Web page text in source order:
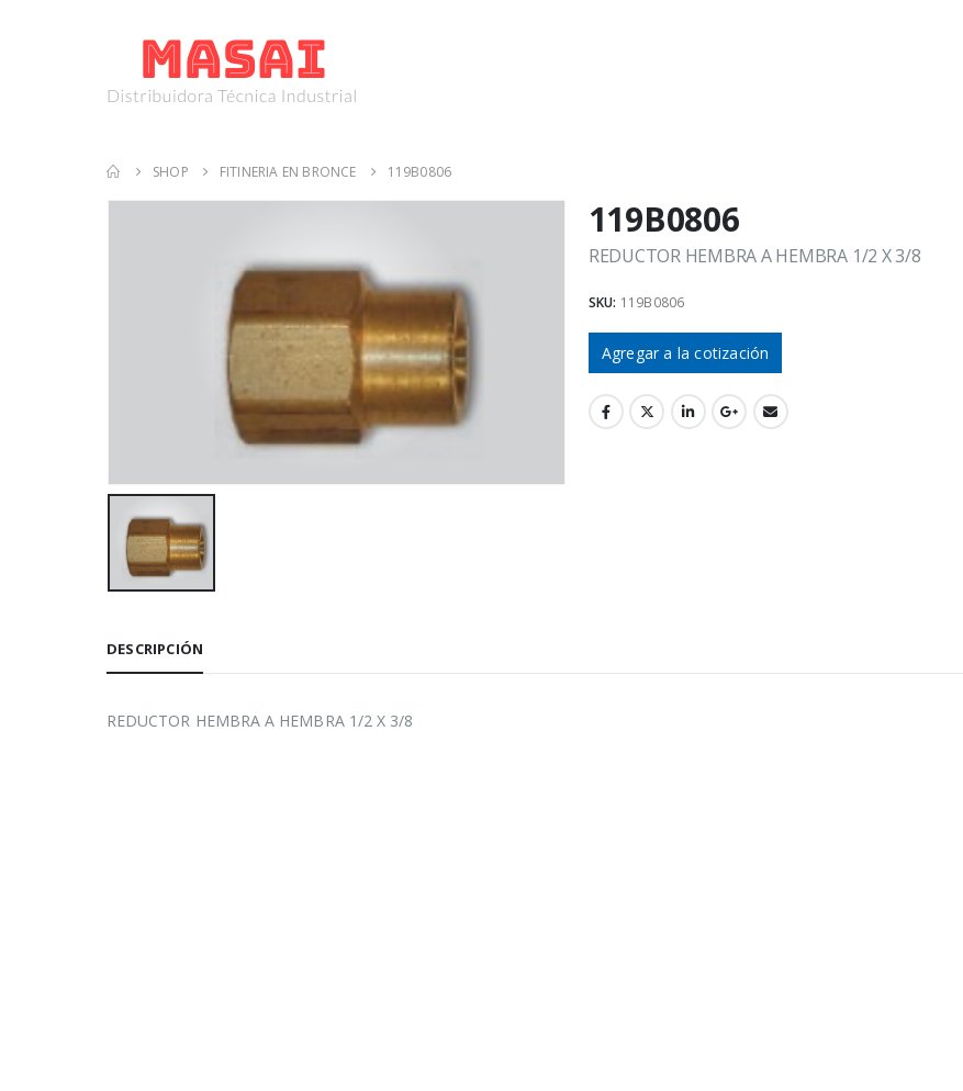
SHOP FITINERIA EN BRONCE 119B0806
119B0806
REDUCTOR HEMBRA A HEMBRA 1/2 X 3/8
SKU: 119B0806
Agregar a la cotización
DESCRIPCIÓN
REDUCTOR HEMBRA A HEMBRA 1/2 X 3/8